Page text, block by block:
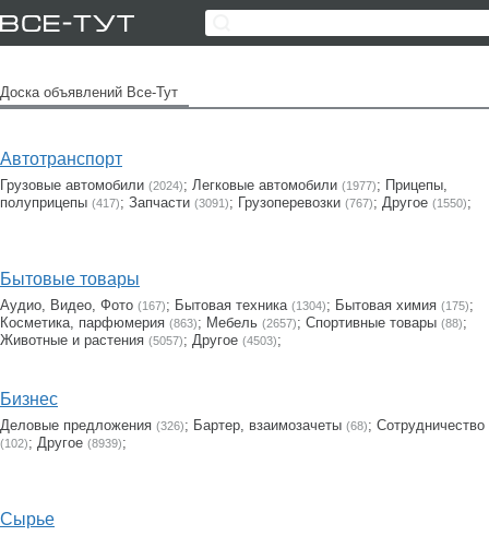
Доска объявлений Все-Тут
Автотранспорт
Грузовые автомобили (2024); Легковые автомобили (1977); Прицепы,
полуприцепы (417); Запчасти (3091); Грузоперевозки (767); Другое (1550);
Бытовые товары
Аудио, Видео, Фото (167); Бытовая техника (1304); Бытовая химия (175);
Косметика, парфюмерия (863); Мебель (2657); Cпортивные товары (88);
Животные и растения (5057); Другое (4503);
Бизнес
Деловые предложения (326); Бартер, взаимозачеты (68); Сотрудничество
(102); Другое (8939);
Сырье